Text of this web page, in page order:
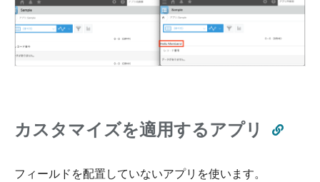
カスタマイズを適用するアプリ
フィールドを配置していないアプリを使います。